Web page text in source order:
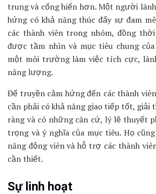
trung và cống hiến hơn. Một người
hứng có khả năng thúc đẩy sự đam
các thành viên trong nhóm, đồng
được tầm nhìn và mục tiêu chung
một môi trường làm việc tích cực,
năng lượng.
Để truyền cảm hứng đến các thành
cần phải có khả năng giao tiếp tốt, giải
ràng và có những căn cứ, lý lẽ thuyết
trọng và ý nghĩa của mục tiêu. Họ
năng động viên và hỗ trợ các thành
cần thiết.
Sự linh hoạt